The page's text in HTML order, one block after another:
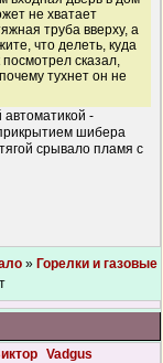
не хватает
труба вверху, а
что делеть, куда
сказал,
тухнет он не
автоматикой -
шибера
срывало пламя с
» Горелки и газовые
Vadgus